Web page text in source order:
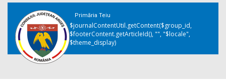
Primăria Teiu
$journalContentUtil.getContent($group_id,
$footerContent.getArticleId(), "", "$locale",
$theme_display)